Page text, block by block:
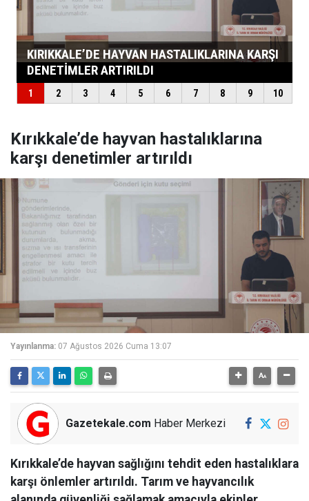
Kırıkkale’de hayvan hastalıklarına
karşı denetimler artırıldı
Yayınlanma: 07 Ağustos 2026 Cuma 13:07
Gazetekale.com Haber Merkezi
Kırıkkale’de hayvan sağlığını tehdit eden hastalıklara
karşı önlemler artırıldı. Tarım ve hayvancılık